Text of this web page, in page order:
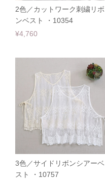
2色／カットワーク刺繍リボ
ンベスト ・10354
¥4,760
3色／サイドリボンシアーベ
スト ・10757